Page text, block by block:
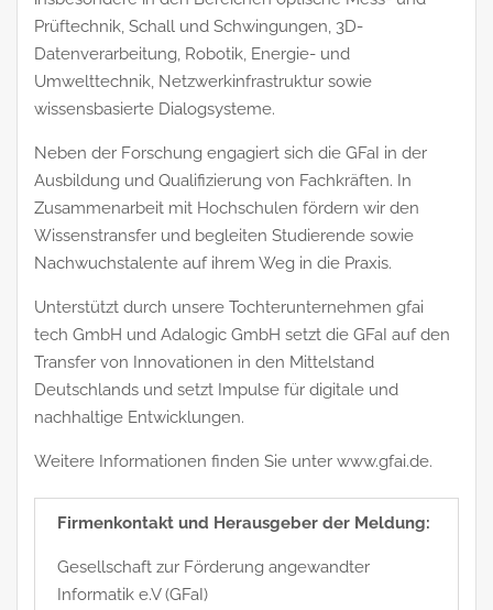
Prüftechnik, Schall und Schwingungen, 3D-
Datenverarbeitung, Robotik, Energie- und
Umwelttechnik, Netzwerkinfrastruktur sowie
wissensbasierte Dialogsysteme.
Neben der Forschung engagiert sich die GFaI in der
Ausbildung und Qualifizierung von Fachkräften. In
Zusammenarbeit mit Hochschulen fördern wir den
Wissenstransfer und begleiten Studierende sowie
Nachwuchstalente auf ihrem Weg in die Praxis.
Unterstützt durch unsere Tochterunternehmen gfai
tech GmbH und Adalogic GmbH setzt die GFaI auf den
Transfer von Innovationen in den Mittelstand
Deutschlands und setzt Impulse für digitale und
nachhaltige Entwicklungen.
Weitere Informationen finden Sie unter www.gfai.de.
Firmenkontakt und Herausgeber der Meldung:
Gesellschaft zur Förderung angewandter
Informatik e.V (GFaI)